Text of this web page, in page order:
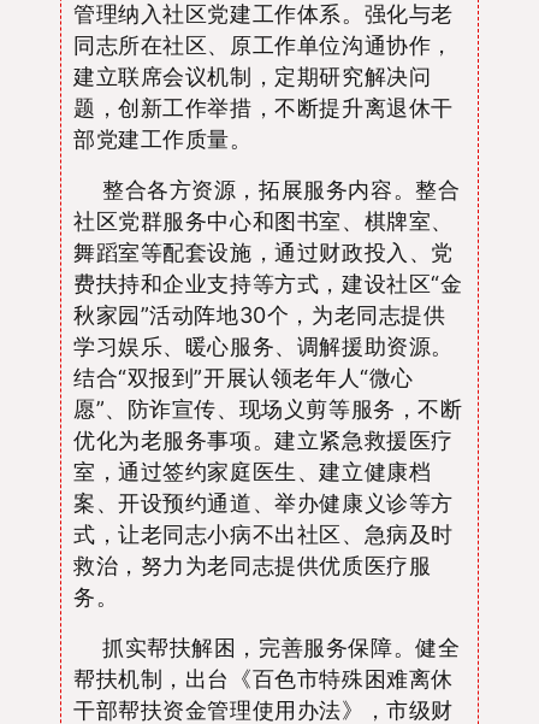
管理纳入社区党建工作体系。 强化与老
同志所在社区、 原工作单位沟通协作 ，
建立联席会议机制， 定期研究解决问
题，创新工作举措，不断提升离退休干
部党建工作质量。
整合各方资源，拓展服务内容。整合
社区党群服务中心和图书室、棋牌室、
舞蹈室等配套设施，通过财政投入、党
费扶持和企业支持等方式，建设社区“金
秋家园”活动阵地30个 ， 为老同志提供
学习娱乐、暖心服务、调解援助资源。
结合“双报到”开展认领老年人“微心
愿”、防诈宣传、现场义剪等服务 ，不断
优化为老服务事项。建立紧急救援医疗
室 ，通过签约家庭医生、建立健康档
案、开设预约通道、举办健康义诊等方
式，让老同志小病不出社区、急病及时
救治，努力为老同志提供优质医疗服
务。
抓实帮扶解困，完善服务保障。健全
帮扶机制
， 出台《百色市特殊困难离休
干部帮扶资金管理使用办法》，市级财